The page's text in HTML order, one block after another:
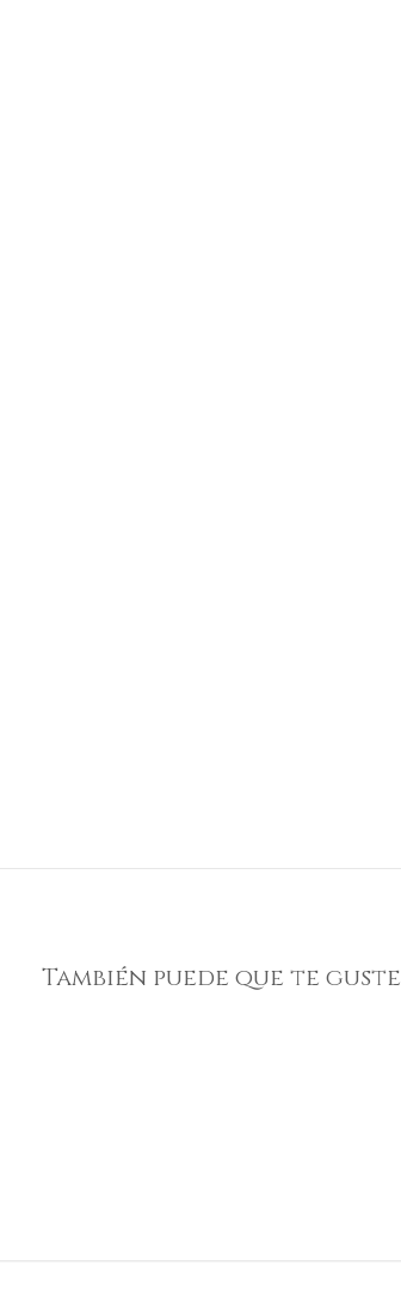
También puede que te guste